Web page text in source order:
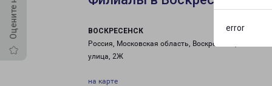
error
ВОСКРЕСЕНСК
Россия, Московская область, Воскресенск, Советская
улица, 2Ж
на карте